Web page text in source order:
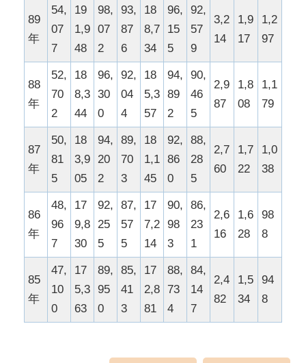
89
年
54,
07
7
19
1,9
48
98,
07
2
93,
87
6
18
8,7
34
96,
15
5
92,
57
9
3,2
14
1,9
17
1,2
97
88
年
52,
70
2
18
8,3
44
96,
30
0
92,
04
4
18
5,3
57
94,
89
2
90,
46
5
2,9
87
1,8
08
1,1
79
87
年
50,
81
5
18
3,9
05
94,
20
2
89,
70
3
18
1,1
45
92,
86
0
88,
28
5
2,7
60
1,7
22
1,0
38
86
年
48,
96
7
17
9,8
30
92,
25
5
87,
57
5
17
7,2
14
90,
98
3
86,
23
1
2,6
16
1,6
28
98
8
85
年
47,
10
0
17
5,3
63
89,
95
0
85,
41
3
17
2,8
81
88,
73
4
84,
14
7
2,4
82
1,5
34
94
8